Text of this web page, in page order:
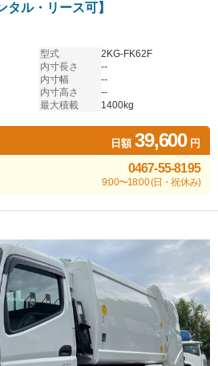
タル・リース可】
型式
2KG-FK62F
内寸長さ
--
内寸幅
--
内寸高さ
--
最大積載
1400kg
日額39,600円
0467-55-8195
9:00〜18:00 (日・祝休み)